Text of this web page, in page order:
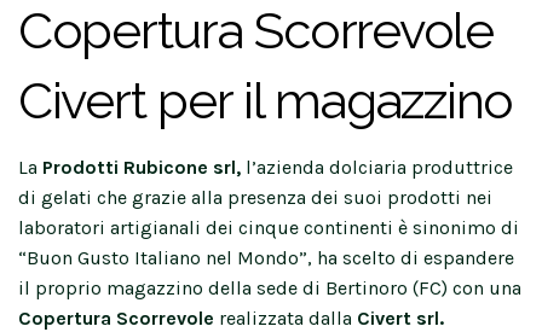
Copertura Scorrevole
Civert per il magazzino
La Prodotti Rubicone srl, l’azienda dolciaria produttrice
di gelati che grazie alla presenza dei suoi prodotti nei
laboratori artigianali dei cinque continenti è sinonimo di
“Buon Gusto Italiano nel Mondo”, ha scelto di espandere
il proprio magazzino della sede di Bertinoro (FC) con una
Copertura Scorrevole realizzata dalla Civert srl.